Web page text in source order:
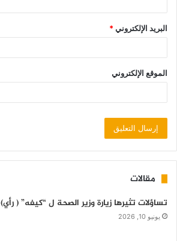
البريد الإلكتروني*
الموقع الإلكتروني
مقالات
تساؤلات تثيرها زيارة وزير الصحة ل “كيفه” ( رأي)
يونيو 10, 2026